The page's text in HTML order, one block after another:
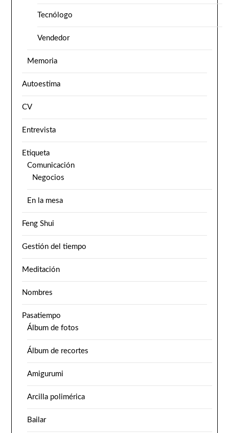
Tecnólogo
Vendedor
Memoria
Autoestima
CV
Entrevista
Etiqueta
Comunicación
Negocios
En la mesa
Feng Shui
Gestión del tiempo
Meditación
Nombres
Pasatiempo
Álbum de fotos
Álbum de recortes
Amigurumi
Arcilla polimérica
Bailar